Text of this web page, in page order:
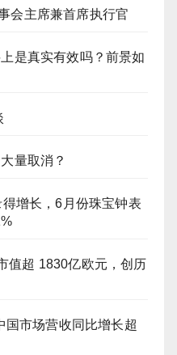
会主席兼首席执行官
是真实有效吗？前景如
量取消？
增长，6月份珠宝钟表
值超 1830亿欧元，创历
国市场营收同比增长超